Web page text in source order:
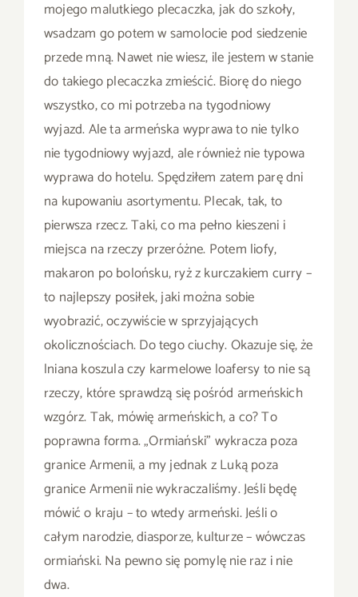
mojego malutkiego plecaczka, jak do szkoły,
wsadzam go potem w samolocie pod siedzenie
przede mną. Nawet nie wiesz, ile jestem w stanie
do takiego plecaczka zmieścić. Biorę do niego
wszystko, co mi potrzeba na tygodniowy
wyjazd. Ale ta armeńska wyprawa to nie tylko
nie tygodniowy wyjazd, ale również nie typowa
wyprawa do hotelu. Spędziłem zatem parę dni
na kupowaniu asortymentu. Plecak, tak, to
pierwsza rzecz. Taki, co ma pełno kieszeni i
miejsca na rzeczy przeróżne. Potem liofy,
makaron po bolońsku, ryż z kurczakiem curry –
to najlepszy posiłek, jaki można sobie
wyobrazić, oczywiście w sprzyjających
okolicznościach. Do tego ciuchy. Okazuje się, że
lniana koszula czy karmelowe loafersy to nie są
rzeczy, które sprawdzą się pośród armeńskich
wzgórz. Tak, mówię armeńskich, a co? To
poprawna forma. „Ormiański” wykracza poza
granice Armenii, a my jednak z Luką poza
granice Armenii nie wykraczaliśmy. Jeśli będę
mówić o kraju – to wtedy armeński. Jeśli o
całym narodzie, diasporze, kulturze – wówczas
ormiański. Na pewno się pomylę nie raz i nie
dwa.